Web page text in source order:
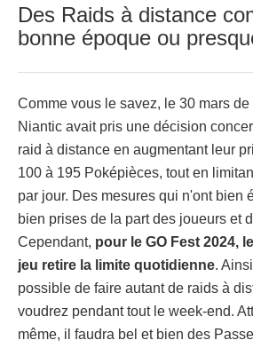
Des Raids à distance
bonne époque ou
Comme vous le savez, le 30 mars
Niantic avait pris une décision
raid à distance en augmentant leur
100 à 195 Poképièces, tout en
par jour. Des mesures qui n'ont bien
bien prises de la part des joueurs et
Cependant, pour le GO Fest 2024,
jeu retire la limite quotidienne.
possible de faire autant de raids à
voudrez pendant tout le week-end.
même, il faudra bel et bien des